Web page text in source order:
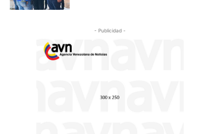
- Publicidad -